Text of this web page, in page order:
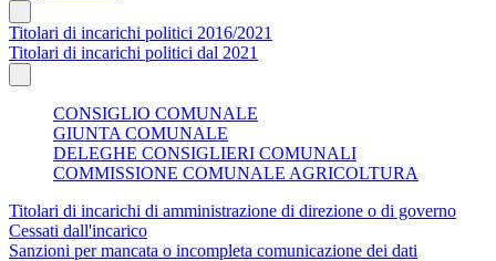
Titolari di incarichi politici 2016/2021
Titolari di incarichi politici dal 2021
CONSIGLIO COMUNALE
GIUNTA COMUNALE
DELEGHE CONSIGLIERI COMUNALI
COMMISSIONE COMUNALE AGRICOLTURA
Titolari di incarichi di amministrazione di direzione o di governo
Cessati dall'incarico
Sanzioni per mancata o incompleta comunicazione dei dati